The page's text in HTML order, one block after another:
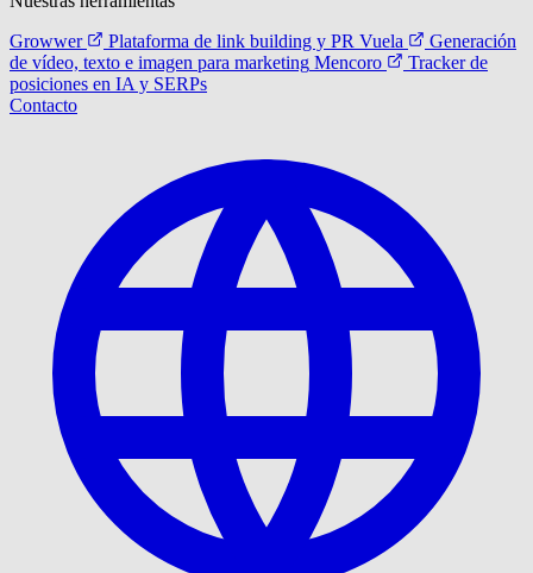
Growwer
Plataforma de link building y PR Vuela
Generación
de vídeo, texto e imagen para marketing Mencoro
Tracker de
posiciones en IA y SERPs
Contacto